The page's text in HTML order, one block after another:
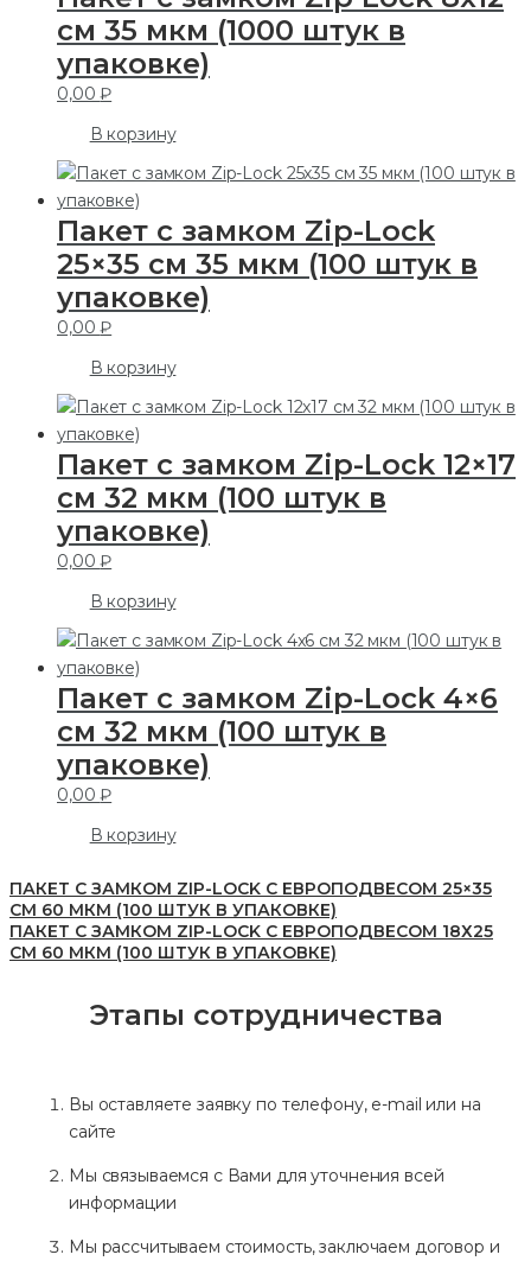
см 35 мкм (1000 штук в
упаковке)
0,00₽
В корзину
Пакет с замком Zip-Lock
25×35 см 35 мкм (100 штук в
упаковке)
0,00₽
В корзину
Пакет с замком Zip-Lock 12×17
см 32 мкм (100 штук в
упаковке)
0,00₽
В корзину
Пакет с замком Zip-Lock 4×6
см 32 мкм (100 штук в
упаковке)
0,00₽
В корзину
ПАКЕТ С ЗАМКОМ ZIP-LOCK С ЕВРОПОДВЕСОМ 25×35
СМ 60 МКМ (100 ШТУК В УПАКОВКЕ)
ПАКЕТ С ЗАМКОМ ZIP-LOCK С ЕВРОПОДВЕСОМ 18Х25
СМ 60 МКМ (100 ШТУК В УПАКОВКЕ)
Этапы сотрудничества
Вы оставляете заявку по телефону, e-mail или на
сайте
Мы связываемся с Вами для уточнения всей
информации
Мы рассчитываем стоимость, заключаем договор и